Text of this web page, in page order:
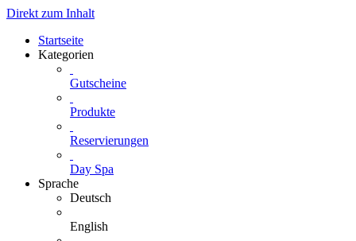
Direkt zum Inhalt
Startseite
Kategorien
Gutscheine
Produkte
Reservierungen
Day Spa
Sprache
Deutsch
English